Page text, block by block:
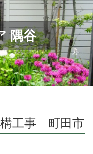
隅谷
工事 町田市